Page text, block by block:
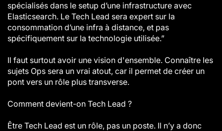
spécialisés dans le setup d’une infrastructure avec
Elasticsearch. Le Tech Lead sera expert sur la
consommation d’une infra à distance, et pas
spécifiquement sur la technologie utilisée.”
Il faut surtout avoir une vision d'ensemble. Connaître les
sujets Ops sera un vrai atout, car il permet de créer un
pont vers un rôle plus transverse.
Comment devient-on Tech Lead ?
Être Tech Lead est un rôle, pas un poste. Il n’y a donc